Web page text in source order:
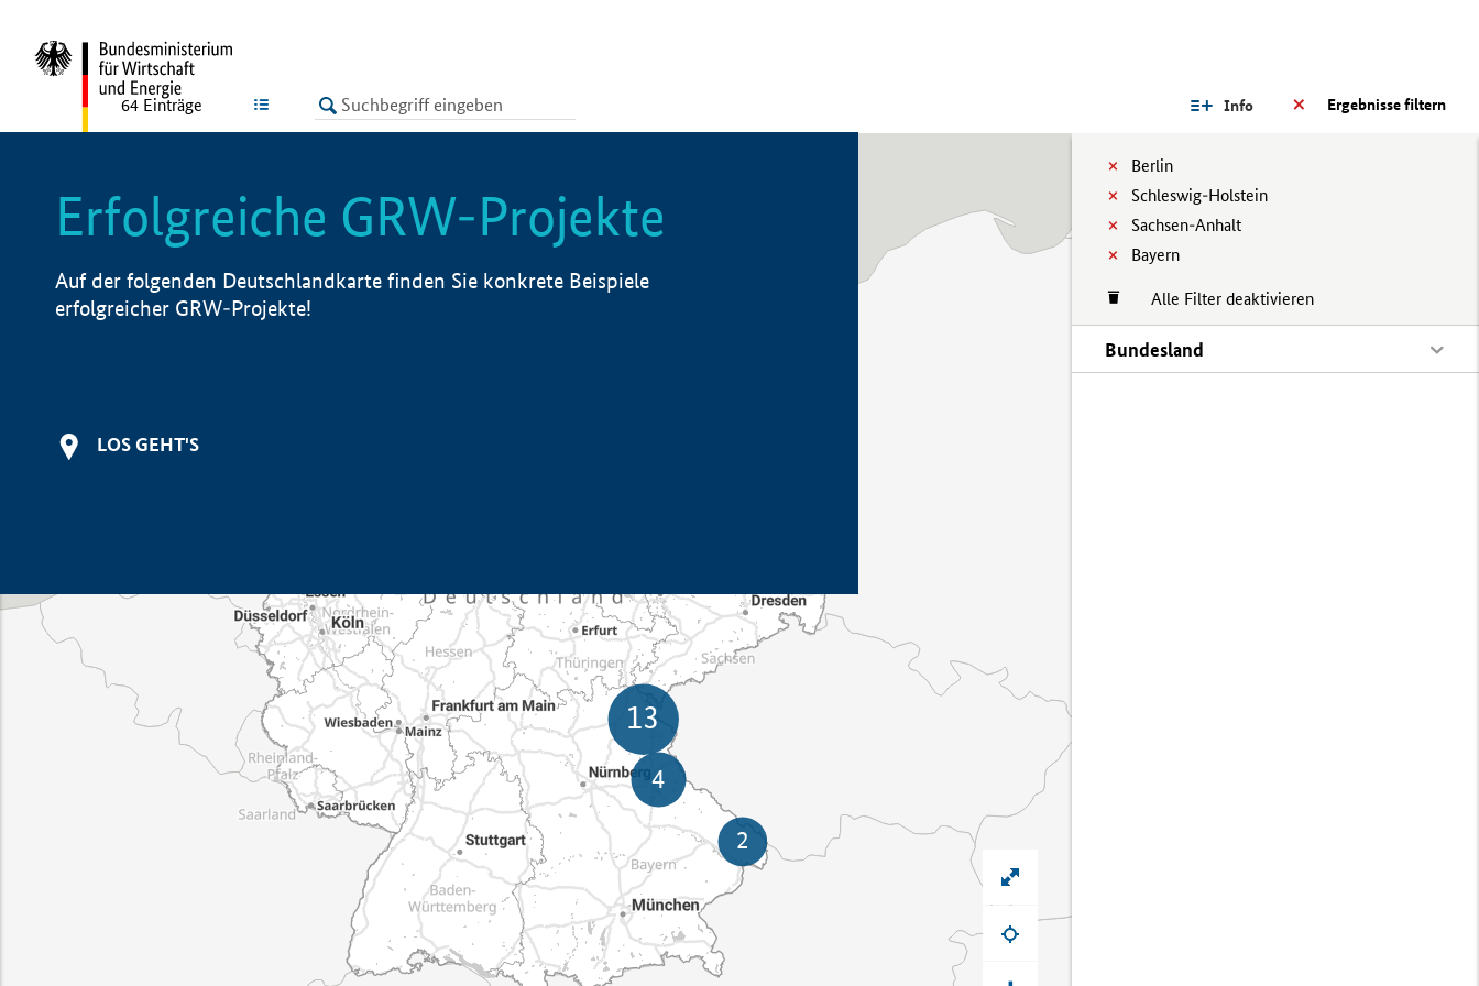
LISTE Ergebnisse filtern
Info
Berlin
Schleswig-Holstein
Sachsen-Anhalt
Bayern
Alle Filter deaktivieren
Bundesland
64 Einträge
Erfolgreiche GRW-Projekte
Auf der folgenden Deutschlandkarte finden Sie konkrete Beispiele
erfolgreicher GRW-Projekte!
LOS GEHT'S